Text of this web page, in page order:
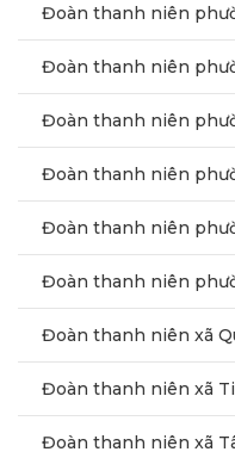
Đoàn thanh niên
Đoàn thanh niên
Đoàn thanh niên
Đoàn thanh niên
Đoàn thanh niên
Đoàn thanh niên
Đoàn thanh niên xã
Đoàn thanh niên xã
Đoàn thanh niên xã